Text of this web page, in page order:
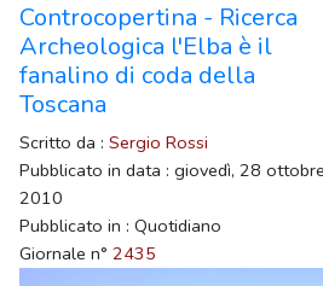
Controcopertina - Ricerca
Archeologica l'Elba è il
fanalino di coda della
Toscana
Scritto da : Sergio Rossi
Pubblicato in data : giovedì, 28 ottobre
2010
Pubblicato in : Quotidiano
Giornale n° 2435